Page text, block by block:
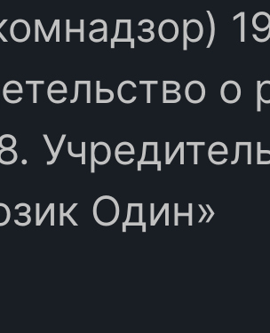
Один»